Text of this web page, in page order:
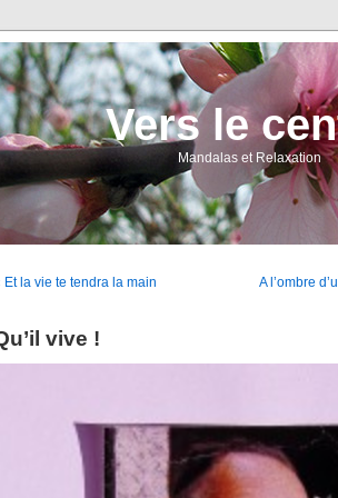
Vers le
Mandalas et Relaxation
Et la vie te tendra la main A l’ombre
vive !